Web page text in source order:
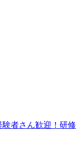
者さん歓迎！研修